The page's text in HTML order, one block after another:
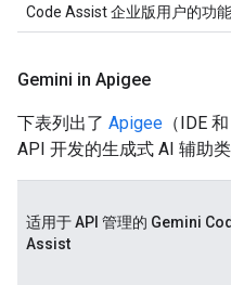
Code Assist 企业版用户的功能
Gemini in Apigee
下表列出了 Apigee （IDE
API 开发的生成式 AI 辅助类
适用于 API 管理的 Gemini
Assist